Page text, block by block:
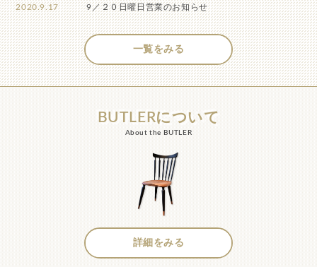
2020.9.17 9／２０日曜日営業のお知らせ
一覧をみる
BUTLERについて
About the BUTLER
詳細をみる